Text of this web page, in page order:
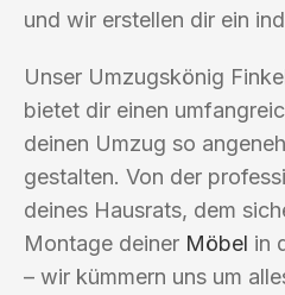
und wir erstellen dir ein
Unser Umzugskönig
bietet dir einen
deinen Umzug so
gestalten. Von der
deines Hausrats, dem
Montage deiner Möbel in
– wir kümmern uns um